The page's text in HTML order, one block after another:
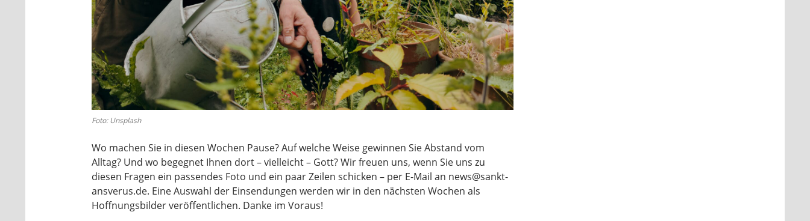
Foto: Unsplash
Wo machen Sie in diesen Wochen Pause? Auf welche Weise gewinnen Sie Abstand vom
Alltag? Und wo begegnet Ihnen dort – vielleicht – Gott? Wir freuen uns, wenn Sie uns zu
diesen Fragen ein passendes Foto und ein paar Zeilen schicken – per E-Mail an news@sankt-
ansverus.de. Eine Auswahl der Einsendungen werden wir in den nächsten Wochen als
Hoffnungsbilder veröffentlichen. Danke im Voraus!